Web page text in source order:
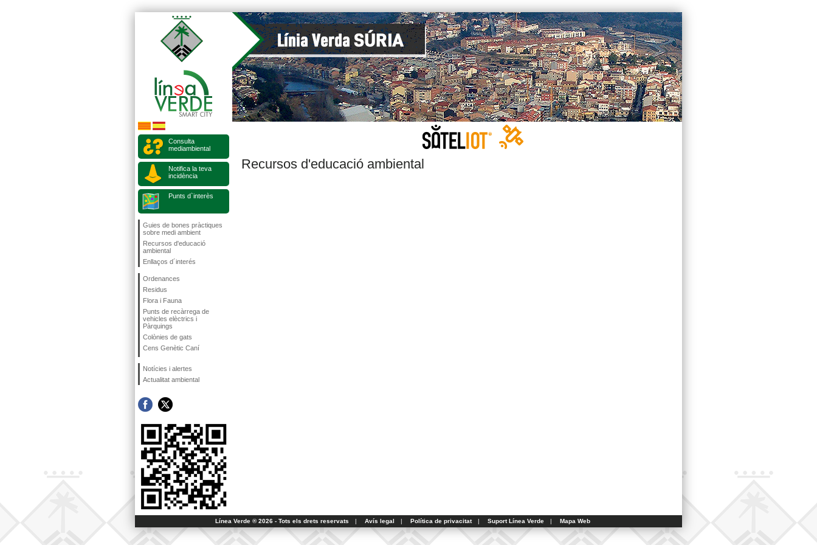
Consulta
mediambiental
Notifica la teva
incidència
Punts d`interès
Guies de bones pràctiques
sobre medi ambient
Recursos d'educació
ambiental
Enllaços d´interés
Ordenances
Residus
Flora i Fauna
Punts de recàrrega de
vehicles elèctrics i
Pàrquings
Colònies de gats
Cens Genètic Caní
Notícies i alertes
Actualitat ambiental
Recursos d'educació ambiental
Línea Verde ® 2026 - Tots els drets reservats | Avís legal | Política de privacitat | Suport Línea Verde | Mapa Web